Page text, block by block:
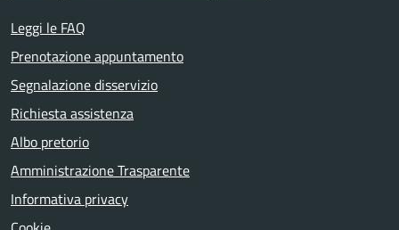
Leggi le FAQ
Prenotazione appuntamento
Segnalazione disservizio
Richiesta assistenza
Albo pretorio
Amministrazione Trasparente
Informativa privacy